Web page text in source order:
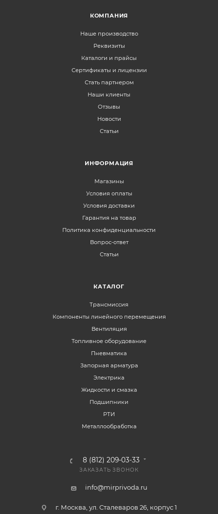
КОМПАНИЯ
Наше производство
Реквизиты
Каталоги и прайсы
Сертификаты и лицензии
Стать партнером
Наши клиенты
Отзывы
Новости
Статьи
ИНФОРМАЦИЯ
Магазины
Условия оплаты
Условия доставки
Гарантия на товар
Политика конфиденциальности
Вопрос-ответ
Статьи
КАТАЛОГ
Трансмиссия
Компоненты линейного перемещения
Вентиляция
Топливное оборудование
Пневматика
Запорная арматура
Электрика
Жидкости и смазка
Подшипники
РТИ
Металлообработка
8 (812) 209-03-33
ЗАКАЗАТЬ ЗВОНОК
info@mirprivoda.ru
г. Москва, ул. Сталеваров 26, корпус 1